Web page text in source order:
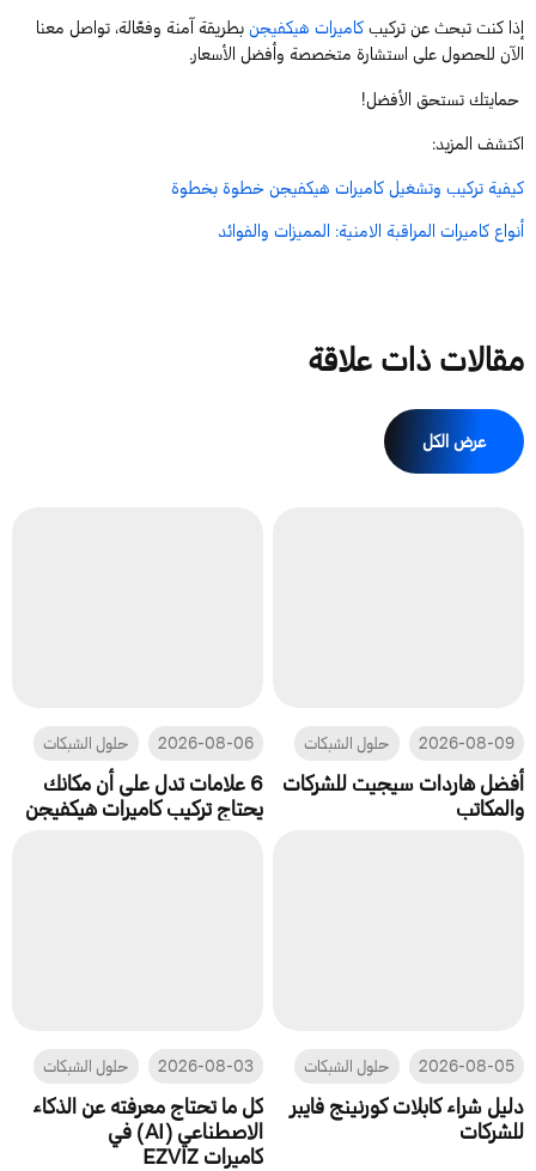
إذا كنت تبحث عن تركيبكاميراتهيكفيجنبطريقة آمنة وفعّالة، تواصل معنا
الآن للحصول على استشارة متخصصة وأفضل الأسعار.
حمايتك تستحق الأفضل!
اكتشف المزيد:
كيفية تركيب وتشغيل كاميرات هيكفيجن خطوة بخطوة
أنواع كاميرات المراقبة الامنية: المميزات والفوائد
مقالات ذات علاقة
عرض الكل
2026-08-09 حلول الشبكات
أفضل هاردات سيجيت للشركات
والمكاتب
2026-08-06 حلول الشبكات
6 علامات تدل على أن مكانك
يحتاج تركيب كاميرات هيكفيجن
2026-08-05 حلول الشبكات
دليل شراء كابلات كورنينج فايبر
للشركات
2026-08-03 حلول الشبكات
كل ما تحتاج معرفته عن الذكاء
الاصطناعي (AI) في
كاميرات EZVIZ